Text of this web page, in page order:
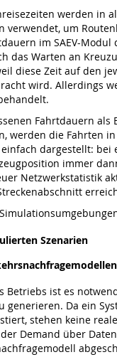
werden in
verwendet, um
im SAEV-
das Warten an
diese Zeit auf den
wird. Allerdings
Fahrtdauern als
werden die Fahrten in
dargestellt: bei
immer
Netzwerkstatistik
Szenarien
Betriebs ist es
generieren. Da ein
stehen keine
Demand über